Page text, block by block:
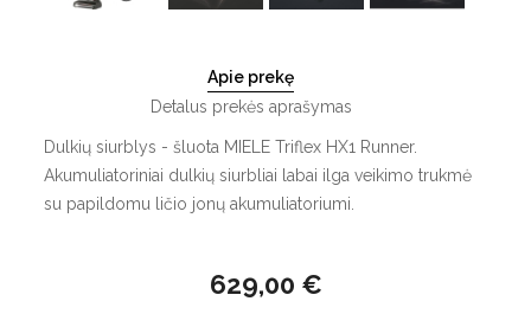
Apie prekę
Detalus prekės aprašymas
Dulkių siurblys - šluota MIELE Triflex HX1 Runner.
Akumuliatoriniai dulkių siurbliai labai ilga veikimo trukmė
su papildomu ličio jonų akumuliatoriumi.
629,00 €